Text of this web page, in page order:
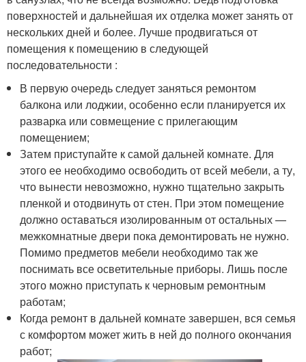
поверхностей и дальнейшая их отделка может занять от
нескольких дней и более. Лучше продвигаться от
помещения к помещению в следующей
последовательности :
В первую очередь следует заняться ремонтом
балкона или лоджии, особенно если планируется их
разварка или совмещение с прилегающим
помещением;
Затем приступайте к самой дальней комнате. Для
этого ее необходимо освободить от всей мебели, а ту,
что вынести невозможно, нужно тщательно закрыть
пленкой и отодвинуть от стен. При этом помещение
должно оставаться изолированным от остальных —
межкомнатные двери пока демонтировать не нужно.
Помимо предметов мебели необходимо так же
поснимать все осветительные приборы. Лишь после
этого можно приступать к черновым ремонтным
работам;
Когда ремонт в дальней комнате завершен, вся семья
с комфортом может жить в ней до полного окончания
работ;